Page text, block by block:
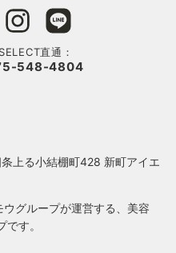
直通：
548-4804
上る小結棚町428 新町アイエ
グループが運営する、美容
す。